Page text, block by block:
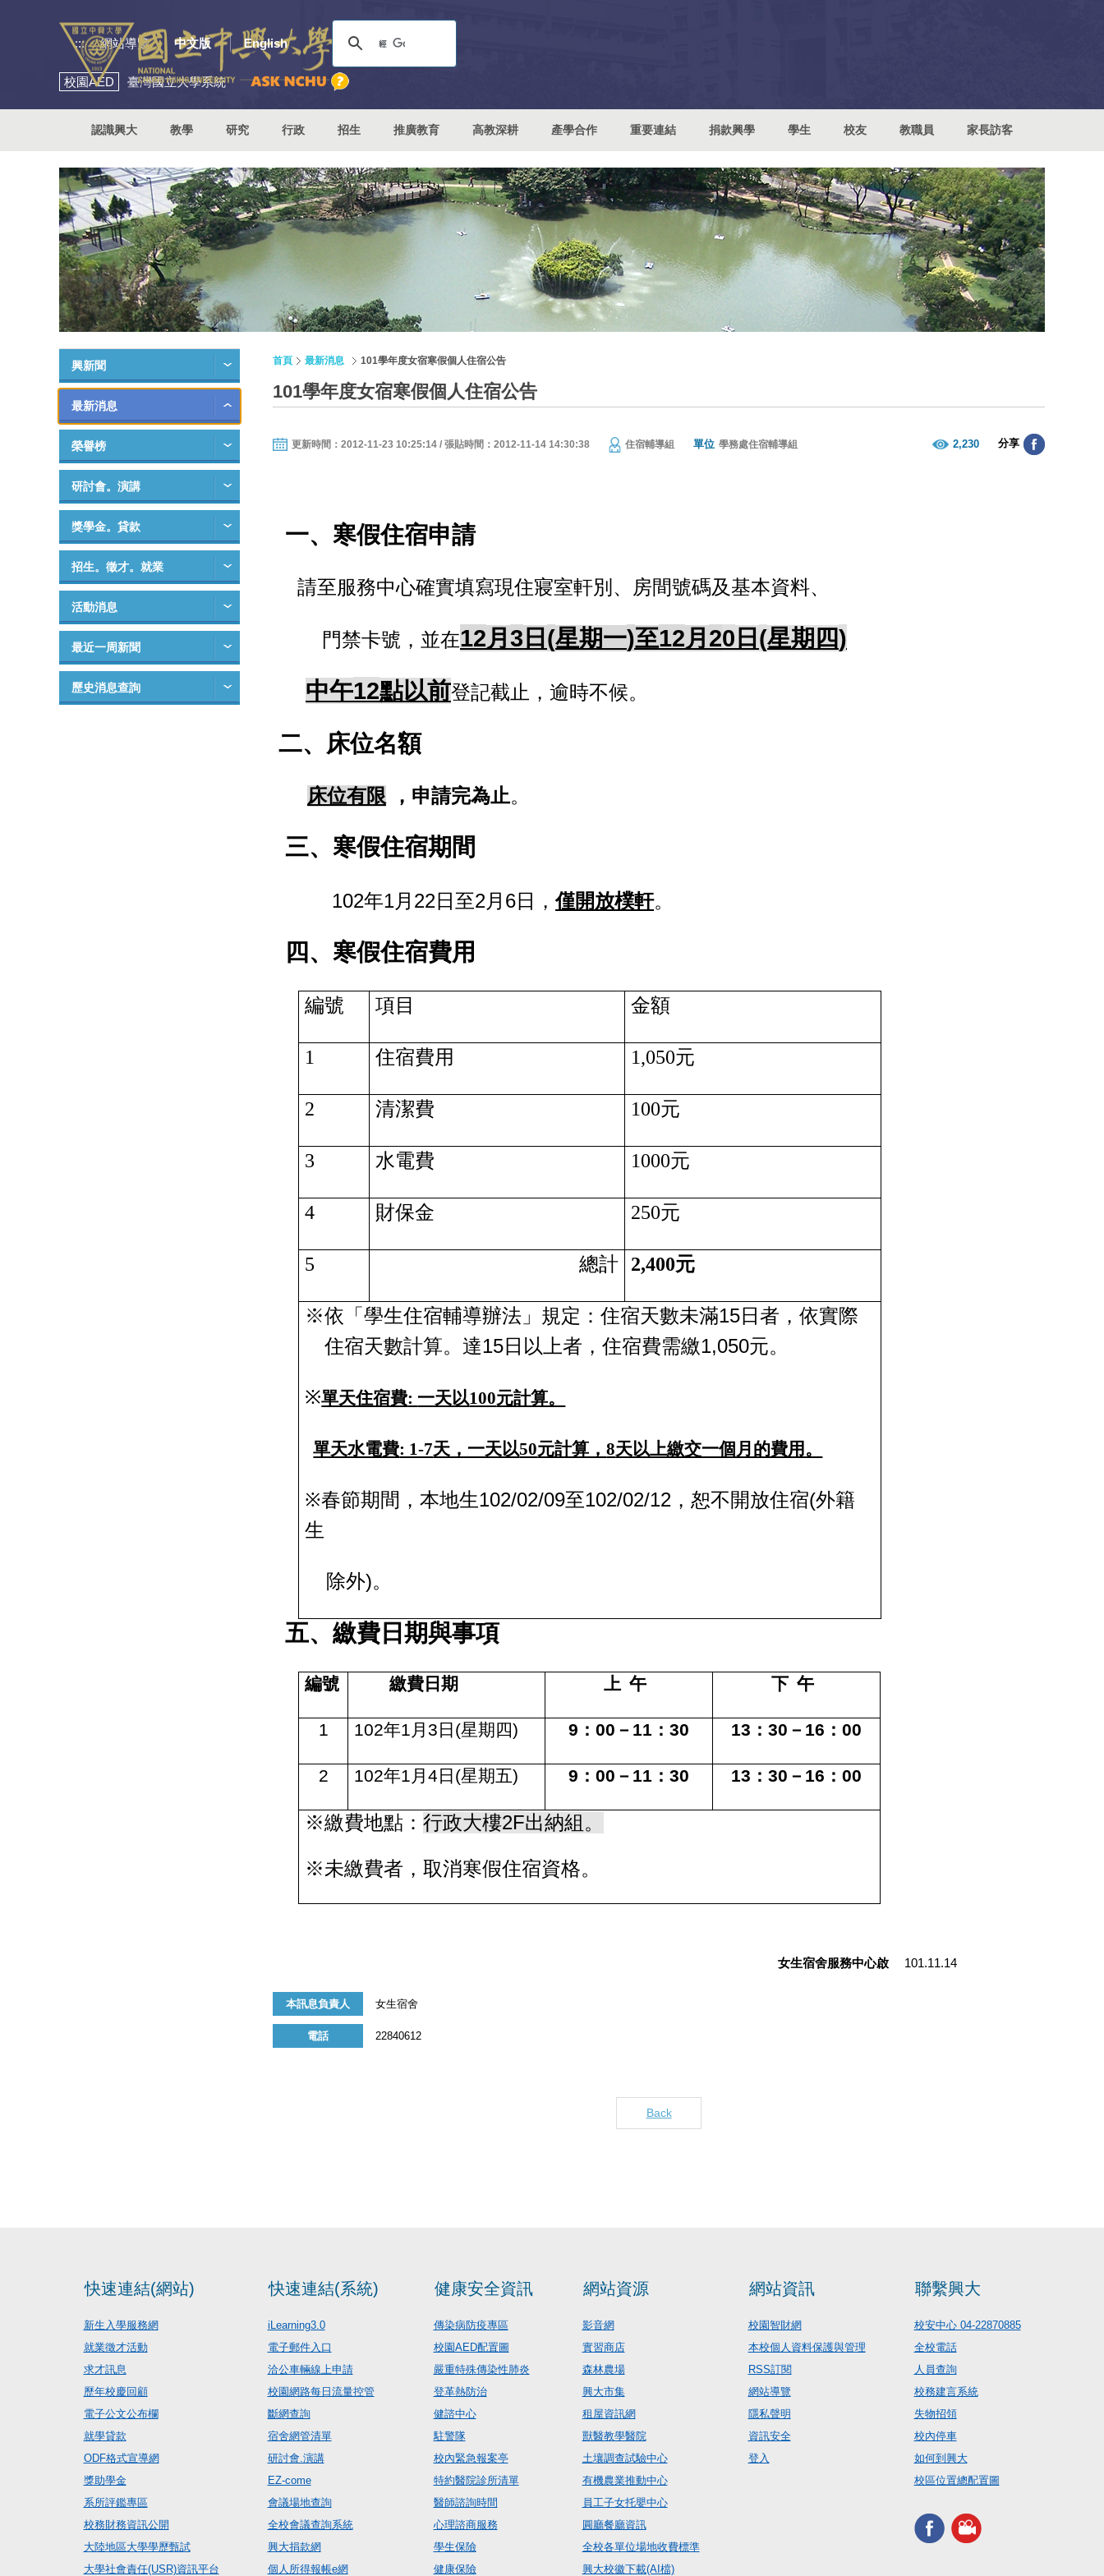
::: 網站導覽 中文版 English
校園AED 臺灣國立大學系統
認識興大 教學 研究 行政 招生 推廣教育 高教深耕 產學合作 重要連結 捐款興學 學生 校友 教職員 家長訪客
興新聞
最新消息
榮譽榜
研討會。演講
獎學金。貸款
招生。徵才。就業
活動消息
最近一周新聞
歷史消息查詢
首頁 最新消息 101學年度女宿寒假個人住宿公告
101學年度女宿寒假個人住宿公告
更新時間：2012-11-23 10:25:14 / 張貼時間：2012-11-14 14:30:38 住宿輔導組 單位 學務處住宿輔導組 2,230 分享
一、 寒假住宿申請
請至服務中心確實填寫現住寢室軒別、房間號碼及基本資料、
門禁卡號，並在12月 3 日 (星期一)至12月 20 日 (星期四)
中午12點以前登記截止，逾時不候。
二、床位名額
床位有限 ，申請完為止。
三、 寒假住宿期間
102年1月 22日至2月 6日，僅開放樸軒。
四 、 寒假住宿費用
編號 項目 金額
1 住宿費用 1,050元
2 清潔費 100元
3 水電費 1000元
4 財保金 250元
5 總計 2,400元
※依「學生住宿輔導辦法」規定：住宿天數未滿15日者，依實際
住宿天數計算。達15日以上者，住宿費需繳1,050元。
※單天住宿費: 一天以100元計算。
單天水電費: 1-7天，一天以50元計算，8天以上繳交一個月的費用。
※春節期間，本地生102/02/09至102/02/12 ，恕不開放住宿(外籍
生
除外)。
五、 繳費日期與事項
編號 繳費日期 上 午 下 午
1 102年1月3 日 (星期四) 9 ：00 － 11 ：30 13 ：30 － 16 ：00
2 102年1月4 日 (星期五) 9 ：00 － 11 ：30 13 ：30 － 16 ：00
※繳費地點 ：行政大樓2F出納組。
※未繳費者，取消寒假住宿資格。
女生宿舍服務中心啟 101.11.14
本訊息負責人 女生宿舍
電話 22840612
Back
快速連結(網站)
新生入學服務網
就業徵才活動
求才訊息
歷年校慶回顧
電子公文公布欄
就學貸款
ODF格式宣導網
獎助學金
系所評鑑專區
校務財務資訊公開
大陸地區大學學歷甄試
大學社會責任(USR)資訊平台
快速連結(系統)
iLearning3.0
電子郵件入口
洽公車輛線上申請
校園網路每日流量控管
斷網查詢
宿舍網管清單
研討會.演講
EZ-come
會議場地查詢
全校會議查詢系統
興大捐款網
個人所得報帳e網
健康安全資訊
傳染病防疫專區
校園AED配置圖
嚴重特殊傳染性肺炎
登革熱防治
健諮中心
駐警隊
校內緊急報案亭
特約醫院診所清單
醫師諮詢時間
心理諮商服務
學生保險
健康保險
網站資源
影音網
實習商店
森林農場
興大市集
租屋資訊網
獸醫教學醫院
土壤調查試驗中心
有機農業推動中心
員工子女托嬰中心
圓廳餐廳資訊
全校各單位場地收費標準
興大校徽下載(AI檔)
網站資訊
校園智財網
本校個人資料保護與管理
RSS訂閱
網站導覽
隱私聲明
資訊安全
登入
聯繫興大
校安中心 04-22870885
全校電話
人員查詢
校務建言系統
失物招領
校內停車
如何到興大
校區位置總配置圖